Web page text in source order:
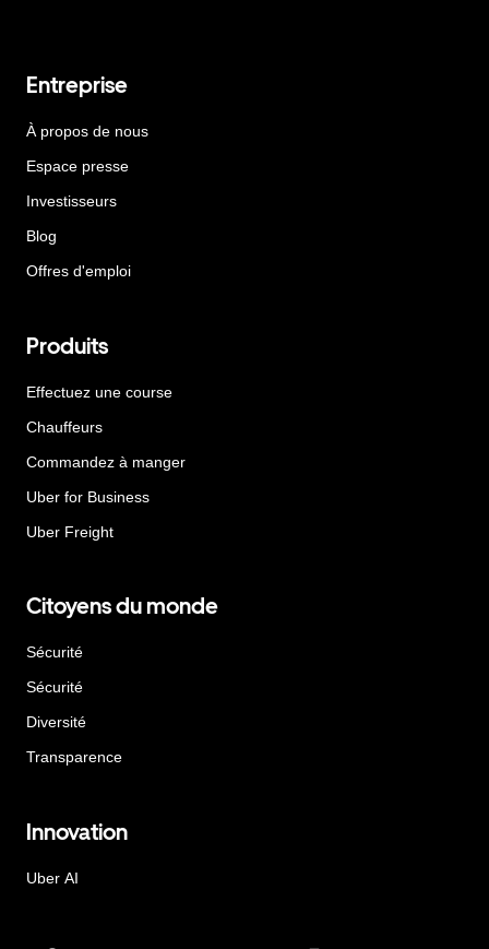
Entreprise
À propos de nous
Espace presse
Investisseurs
Blog
Offres d'emploi
Produits
Effectuez une course
Chauffeurs
Commandez à manger
Uber for Business
Uber Freight
Citoyens du monde
Sécurité
Sécurité
Diversité
Transparence
Innovation
Uber AI